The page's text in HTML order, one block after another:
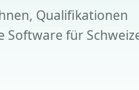
Qualifikationen
Software für